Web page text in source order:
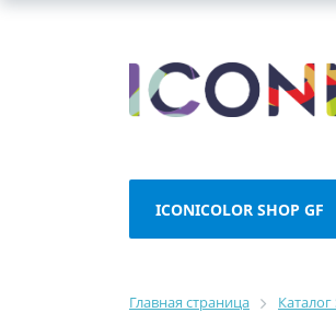
ICONICOLOR SHOP GF
Главная страница Каталог